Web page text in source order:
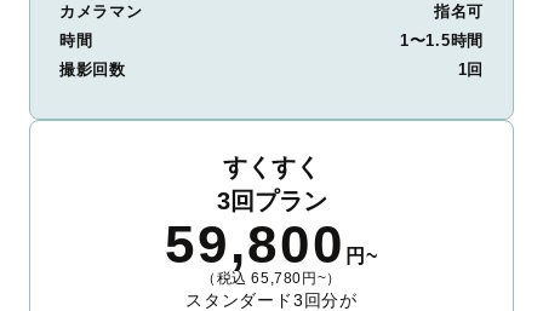
カメラマン
指名可
時間
1〜1.5時間
撮影回数
1回
すくすく
3回プラン
59,800 円~
（税込 65,780円~）
スタンダード3回分が